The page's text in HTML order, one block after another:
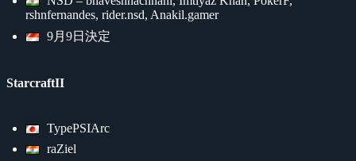
rshnfernandes, rider.nsd, Anakil.gamer
9月9日決定
StarcraftII
TypePSIArc
raZiel